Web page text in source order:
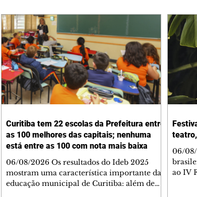
Curitiba tem 22 escolas da Prefeitura entre
as 100 melhores das capitais; nenhuma
está entre as 100 com nota mais baixa
06/08/2026 Os resultados do Ideb 2025
mostram uma característica importante da
educação municipal de Curitiba: além de
06/
ao IV